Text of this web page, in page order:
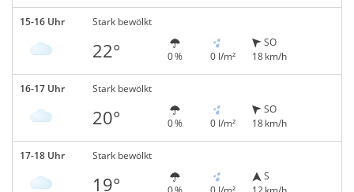
15-16 Uhr Stark bewölkt
22° 0 % 0 l/m²
SO
18 km/h
16-17 Uhr Stark bewölkt
20° 0 % 0 l/m²
SO
18 km/h
17-18 Uhr Stark bewölkt
19°
S